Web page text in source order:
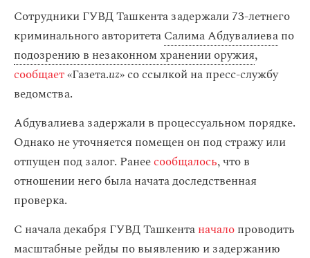
Сотрудники ГУВД Ташкента задержали 73-летнего
криминального авторитетаСалима Абдувалиевапо
подозрению в незаконном хранении оружия,
сообщает«Газета.uz» со ссылкой на пресс-службу
ведомства.
Абдувалиева задержали в процессуальном порядке.
Однако не уточняется помещен он под стражу или
отпущен под залог. Ранеесообщалось, что в
отношении него была начата доследственная
проверка.
С начала декабря ГУВД Ташкентаначалопроводить
масштабные рейды по выявлению и задержанию